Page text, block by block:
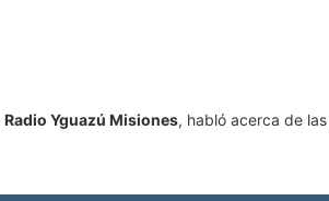
Radio Yguazú Misiones, habló acerca de